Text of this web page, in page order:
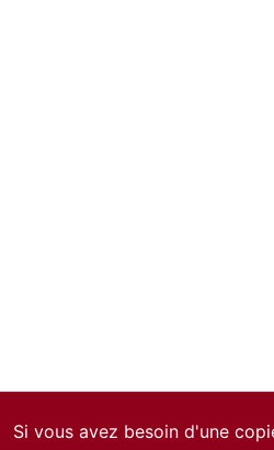
Si vous avez besoin d'une